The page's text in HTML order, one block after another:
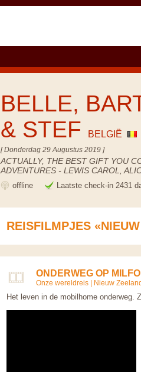
BELLE,
& STEF
BELGIË
[ Donderdag 29 Augustus 2019 ]
ACTUALLY, THE BEST GIFT YOU
ADVENTURES - LEWIS CAROL,
offline Laatste check-in 2431
REISFILMPJES
ONDERWEG OP
Onze wereldreis | Nieuw
Het leven in de mobilhome onderweg.